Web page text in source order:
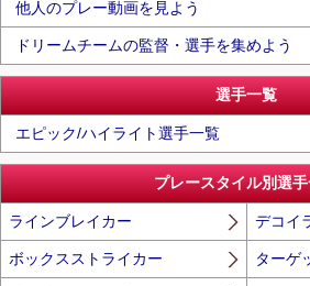
他人のプレー動画を見よう
ドリームチームの監督・選手を集めよう
選手一覧
エピック/ハイライト選手一覧
プレースタイル別選
ラインブレイカー デコイ
ボックスストライカー ターゲ